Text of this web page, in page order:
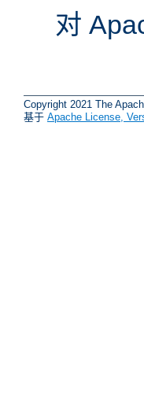
对
Copyright 2021 The
基于 Apache License,